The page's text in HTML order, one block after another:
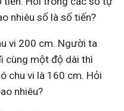
nhiêu số là số tiến?
vi 200 cm. Người ta
cùng một độ dài thì
chu vi là 160 cm. Hỏi
nhiêu?